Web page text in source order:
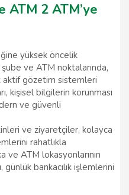
ATM 2 ATM’ye
yüksek öncelik
ve ATM noktalarında,
aktif gözetim sistemleri
kişisel bilgilerin korunması
ve güvenli
ve ziyaretçiler, kolayca
rahatlıkla
ATM lokasyonlarının
günlük bankacılık işlemlerini